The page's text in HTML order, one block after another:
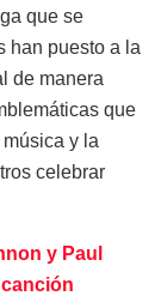
que se
han puesto a la
de manera
que
y la
celebrar
y Paul